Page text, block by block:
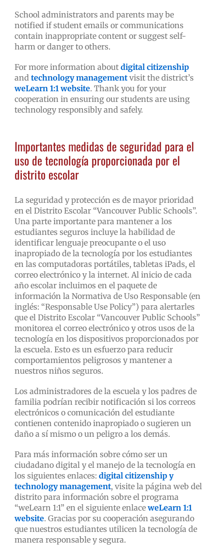
School administrators and parents may be
notified if student emails or communications
contain inappropriate content or suggest self-
harm or danger to others.
For more information about digital citizenship
and technology managementvisit the district’s
weLearn 1:1 website. Thank you for your
cooperation in ensuring our students are using
technology responsibly and safely.
Importantes medidas de seguridad para el
uso de tecnología proporcionada por el
distrito escolar
La seguridad y protección es de mayor prioridad
en el Distrito Escolar “Vancouver Public Schools”.
Una parte importante para mantener a los
estudiantes seguros incluye la habilidad de
identificar lenguaje preocupante o el uso
inapropiado de la tecnología por los estudiantes
en las computadoras portátiles, tabletas iPads, el
correo electrónico y la internet. Al inicio de cada
año escolar incluimos en el paquete de
información la Normativa de Uso Responsable (en
inglés: “Responsable Use Policy”) para alertarles
que el Distrito Escolar “Vancouver Public Schools”
monitorea el correo electrónico y otros usos de la
tecnología en los dispositivos proporcionados por
la escuela. Esto es un esfuerzo para reducir
comportamientos peligrosos y mantener a
nuestros niños seguros.
Los administradores de la escuela y los padres de
familia podrían recibir notificación si los correos
electrónicos o comunicación del estudiante
contienen contenido inapropiado o sugieren un
daño a sí mismo o un peligro a los demás.
Para más información sobre cómo ser un
ciudadano digital y el manejo de la tecnología en
los siguientes enlaces: digital citizenship y
technology management, visite la página web del
distrito para información sobre el programa
“weLearn 1:1” en el siguiente enlace weLearn 1:1
website. Gracias por su cooperación asegurando
que nuestros estudiantes utilicen la tecnología de
manera responsable y segura.